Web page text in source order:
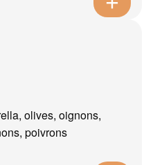
olives, oignons,
poivrons